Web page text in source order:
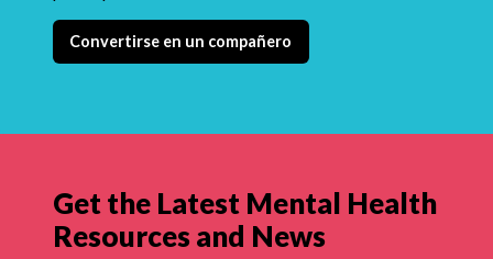
Convertirse en un compañero
Get the Latest Mental Health
Resources and News